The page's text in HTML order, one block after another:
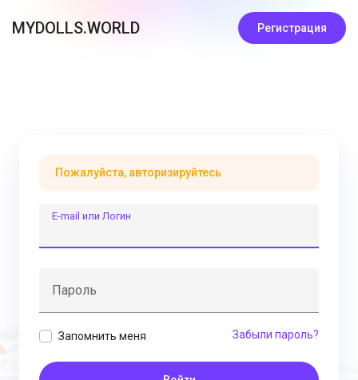
MYDOLLS.WORLD Регистрация
Пожалуйста, авторизируйтесь
E-mail или Логин
Пароль
Запомнить меня Забыли пароль?